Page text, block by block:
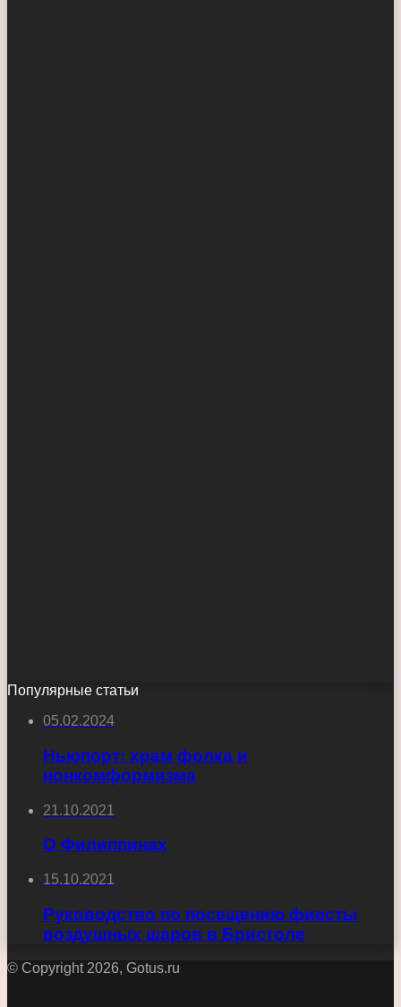
Популярные статьи
05.02.2024
Ньюпорт: храм фолка и
нонкомформизма
21.10.2021
О Филиппинах
15.10.2021
Руководство по посещению фиесты
воздушных шаров в Бристоле
© Copyright 2026, Gotus.ru